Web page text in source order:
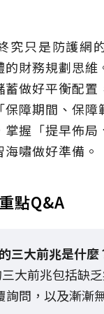
究只是防護網
財務規劃思維
蓄做好平衡配置
障期間、保障
掌握「提早佈局
嘯做好準備。
點Q&A
三大前兆是什麼
大前兆包括缺
詢問，以及漸漸